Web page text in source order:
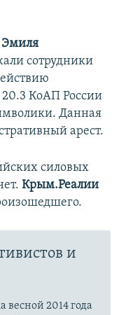
Эмиля
сотрудники
КоАП России
Данная
арест.
силовых
Крым.Реалии
и
2014 года